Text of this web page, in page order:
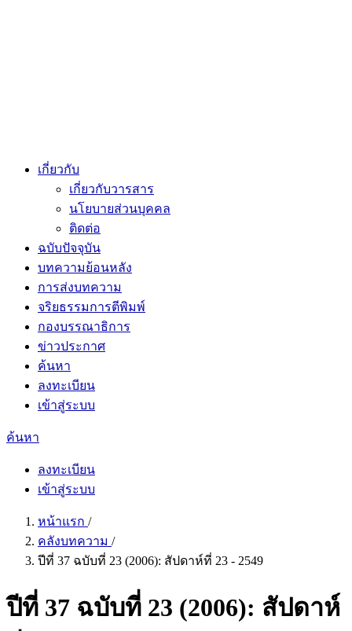
เกี่ยวกับ
เกี่ยวกับวารสาร
นโยบายส่วนบุคคล
ติดต่อ
ฉบับปัจจุบัน
บทความย้อนหลัง
การส่งบทความ
จริยธรรมการตีพิมพ์
กองบรรณาธิการ
ข่าวประกาศ
ค้นหา
ลงทะเบียน
เข้าสู่ระบบ
ค้นหา
ลงทะเบียน
เข้าสู่ระบบ
หน้าแรก /
คลังบทความ /
ปีที่ 37 ฉบับที่ 23 (2006): สัปดาห์ที่ 23 - 2549
ปีที่ 37 ฉบับที่ 23 (2006): สัปดาห์